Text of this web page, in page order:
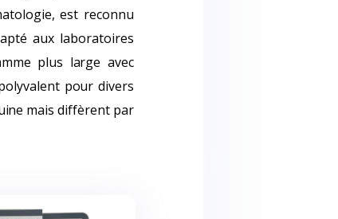
est reconnu
aux laboratoires
plus large avec
pour divers
mais diffèrent par